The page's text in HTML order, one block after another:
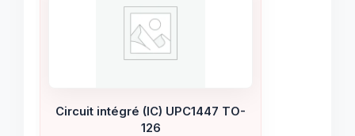
Circuit intégré (IC) UPC1447 TO-
126